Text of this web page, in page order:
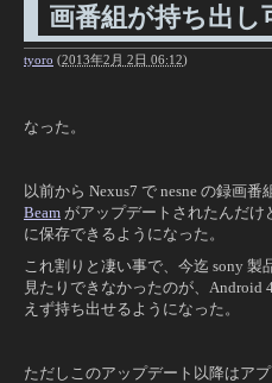
画番組が持ち出し
tyoro (2013年2月 2日 06:12)
なった。
以前から Nexus7 で nesne の録画
Beam がアップデートされたんだ
に保存できるようになった。
これ割りと凄い事で、今迄 sony
見たりできなかったのが、Android
えず持ち出せるようになった。
ただしこのアップデート以降はア